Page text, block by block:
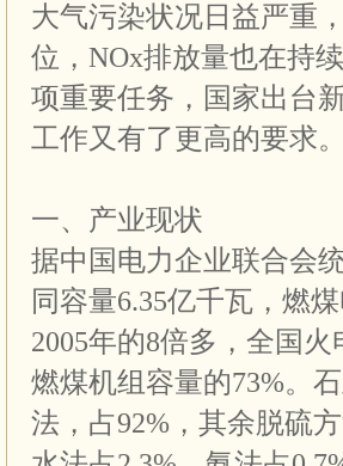
大气污染状况日益严重
位，NOx排放量也在持
项重要任务，国家出台
工作又有了更高的要求。
一、产业现状
据中国电力企业联合会
同容量6.35亿千瓦，燃
2005年的8倍多，全国
燃煤机组容量的73%。
法，占92%，其余脱硫